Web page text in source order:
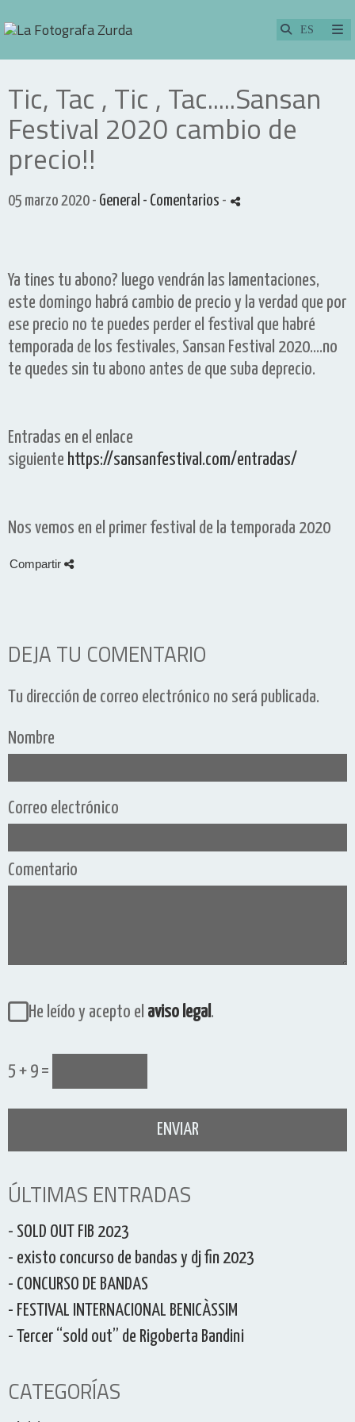
Tic, Tac , Tic , Tac.....Sansan
Festival 2020 cambio de
precio!!
05 marzo 2020 - General - Comentarios -
Ya tines tu abono? luego vendrán las lamentaciones,
este domingo habrá cambio de precio y la verdad que por
ese precio no te puedes perder el festival que habré
temporada de los festivales, Sansan Festival 2020....no
te quedes sin tu abono antes de que suba deprecio.
Entradas en el enlace
siguiente https://sansanfestival.com/entradas/
Nos vemos en el primer festival de la temporada 2020
Compartir
DEJA TU COMENTARIO
Tu dirección de correo electrónico no será publicada.
Nombre
Correo electrónico
Comentario
He leído y acepto el aviso legal .
5 + 9 =
ÚLTIMAS ENTRADAS
- SOLD OUT FIB 2023
- existo concurso de bandas y dj fin 2023
- CONCURSO DE BANDAS
- FESTIVAL INTERNACIONAL BENICÀSSIM
- Tercer “sold out” de Rigoberta Bandini
CATEGORÍAS